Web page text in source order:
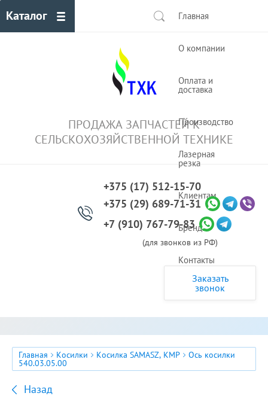
Каталог Главная
О компании
Оплата и
доставка
Производство
Лазерная
резка
Клиентам
Бренды
Контакты
ПРОДАЖА ЗАПЧАСТЕЙ К
СЕЛЬСКОХОЗЯЙСТВЕННОЙ ТЕХНИКЕ
+375 (17) 512-15-70
+375 (29) 689-71-31
+7 (910) 767-79-83
(для звонков из РФ)
Заказать
звонок
Главная Косилки Косилка SAMASZ, КМР Ось косилки
540.03.05.00
Назад